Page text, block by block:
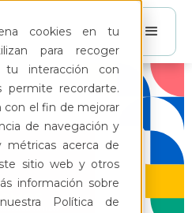
cookies en tu
para recoger
tu interacción con
recordarte.
con el fin de mejorar
de navegación y
métricas acerca de
sitio web y otros
información sobre
Política de